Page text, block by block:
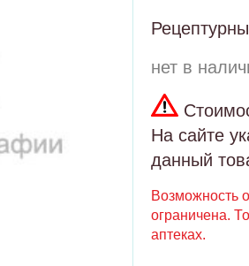
нет в
На сайте
данный
Возможность
ограничена.
аптеках.